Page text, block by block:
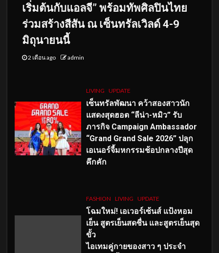
เริ่มต้นกับแอลจี” พร้อมทัพศิลปินไทย
ร่วมสร้างสีสัน ณ เซ็นทรัลเวิลด์ 4-9
มิถุนายนนี้
2 เดือน ago admin
LIVING UPDATE
เซ็นทรัลพัฒนา คว้าสองสาวนัก
แสดงสุดฮอต “ลีน่า-หมิว” รับ
ภารกิจ Campaign Ambassador
“Grand Grand Sale 2026” ปลุก
เอเนอร์จี้มหกรรมช้อปกลางปีสุด
คึกคัก
FASHION LIVING UPDATE
โฉมใหม่! เอเวอร์เซ้นส์ แป้งหอม
เย็น สูตรเย็นสดชื่น และสูตรเย็นสุด
ขั้ว
ไอเทมคู่กายของสาว ๆ ประจำ